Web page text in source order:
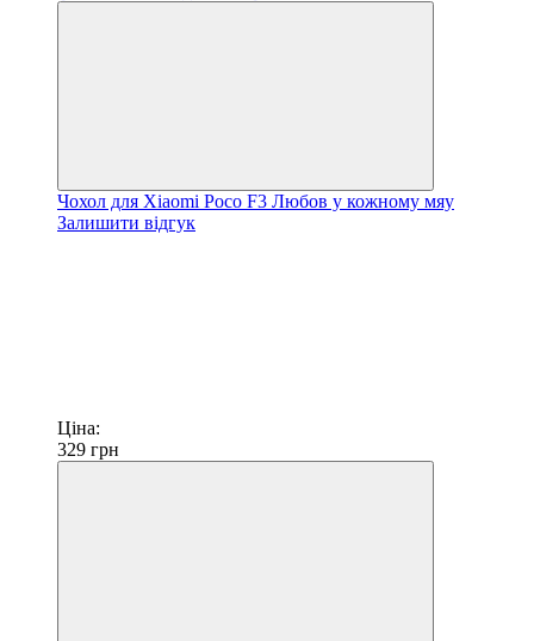
Чохол для Xiaomi Poco F3 Любов у кожному мяу
Залишити відгук
Ціна:
329 грн